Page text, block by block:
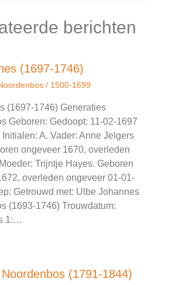
berichten
(1697-1746)
/ 1500-1699
(1697-1746) Generaties
Geboren: Gedoopt: 11-02-1697
A. Vader: Anne Jelgers
ongeveer 1670, overleden
Trijntje Hayes. Geboren
overleden ongeveer 01-01-
Getrouwd met: Ulbe Johannes
(1693-1746) Trouwdatum:
1:…
(1791-1844)